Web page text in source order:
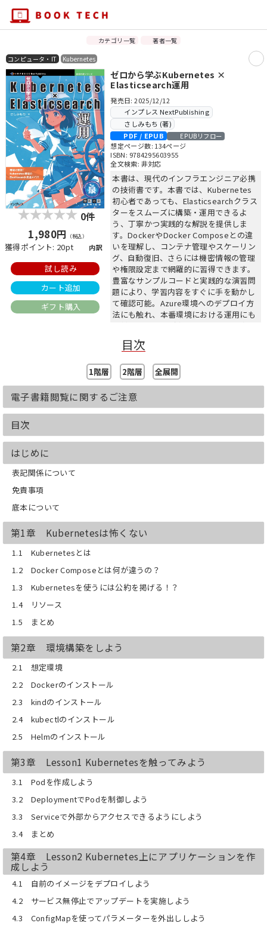
カテゴリ一覧 著者一覧
コンピュータ・IT Kubernetes
0件
1,980円 （税込）
獲得ポイント: 20pt 内訳
試し読み
カート追加
ギフト購入
ゼロから学ぶKubernetes ×
Elasticsearch運用
発売日: 2025/12/12
インプレス NextPublishing
さしみもち (著)
PDF / EPUB
EPUBリフロー
想定ページ数: 134ページ
ISBN: 9784295603955
全文検索: 非対応
本書は、現代のインフラエンジニア必携
の技術書です。本書では、Kubernetes
初心者であっても、Elasticsearchクラス
ターをスムーズに構築・運用できるよ
う、丁寧かつ実践的な解説を提供しま
す。DockerやDocker Composeとの違
いを理解し、コンテナ管理やスケーリン
グ、自動復旧、さらには機密情報の管理
や権限設定まで網羅的に習得できます。
豊富なサンプルコードと実践的な演習問
題により、学習内容をすぐに手を動かし
て確認可能。Azure環境へのデプロイ方
法にも触れ、本番環境における運用にも
即対応できる力が身に付きます。実務で
すぐに役立つ知識とスキルを効率よく習
得したいエンジニアにおすすめの一冊で
【目次】
第1章 Kubernetesは怖くない
第2章 環境構築をしよう
第3章 Lesson1 Kubernetesを触ってみ
第4章 Lesson2 Kubernetes上にアプリ
第5章 Lesson3 Kubernetes上に
目次
1階層 2階層 全展開
電子書籍閲覧に関するご注意
目次
はじめに
表記関係について
免責事項
底本について
第1章 Kubernetesは怖くない
1.1 Kubernetesとは
1.2 Docker Composeとは何が違うの？
1.3 Kubernetesを使うには公約を掲げる！？
1.4 リソース
1.5 まとめ
第2章 環境構築をしよう
2.1 想定環境
2.2 Dockerのインストール
2.3 kindのインストール
2.4 kubectlのインストール
2.5 Helmのインストール
第3章 Lesson1 Kubernetesを触ってみよう
3.1 Podを作成しよう
3.2 DeploymentでPodを制御しよう
3.3 Serviceで外部からアクセスできるようにしよう
3.4 まとめ
第4章 Lesson2 Kubernetes上にアプリケーションを作
成しよう
4.1 自前のイメージをデプロイしよう
4.2 サービス無停止でアップデートを実施しよう
4.3 ConfigMapを使ってパラメーターを外出ししよう